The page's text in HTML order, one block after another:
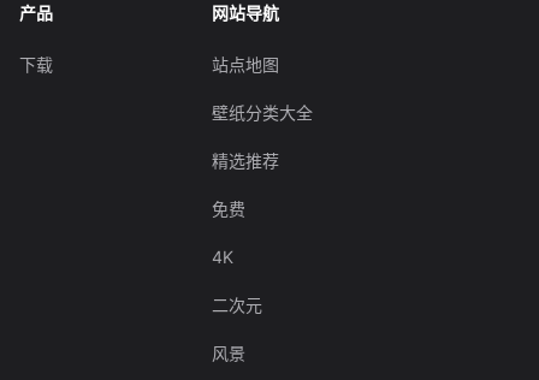
产品
下载
网站导航
站点地图
壁纸分类大全
精选推荐
免费
4K
二次元
风景